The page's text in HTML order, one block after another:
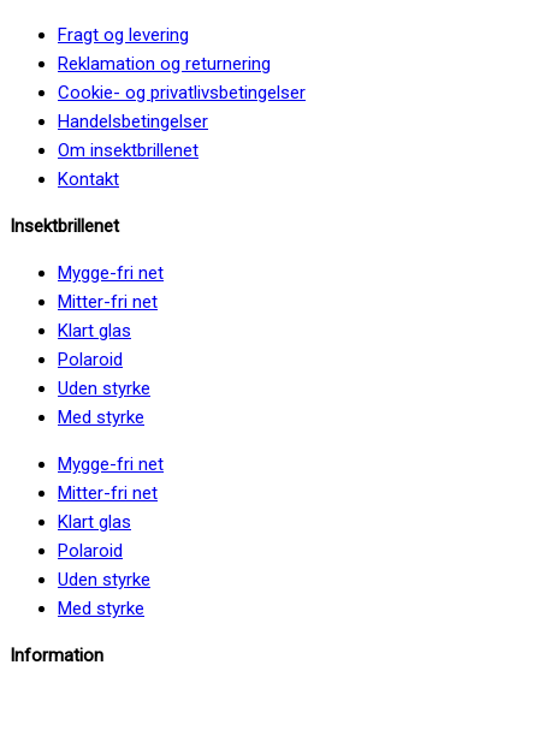
Fragt og levering
Reklamation og returnering
Cookie- og privatlivsbetingelser
Handelsbetingelser
Om insektbrillenet
Kontakt
Insektbrillenet
Mygge-fri net
Mitter-fri net
Klart glas
Polaroid
Uden styrke
Med styrke
Mygge-fri net
Mitter-fri net
Klart glas
Polaroid
Uden styrke
Med styrke
Information